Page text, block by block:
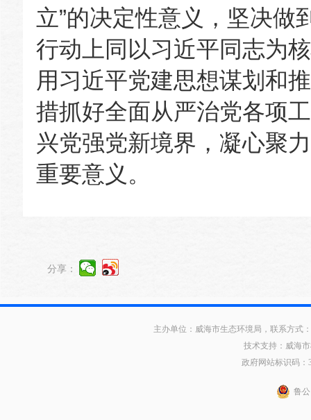
立”的决定性意义，坚决做
行动上同以习近平同志为
用习近平党建思想谋划和
措抓好全面从严治党各项
兴党强党新境界，凝心聚
重要意义。
分享：
主办单位：威海市生态环境局，联系方式
技术支持：威海
政府网站标识码：
鲁公